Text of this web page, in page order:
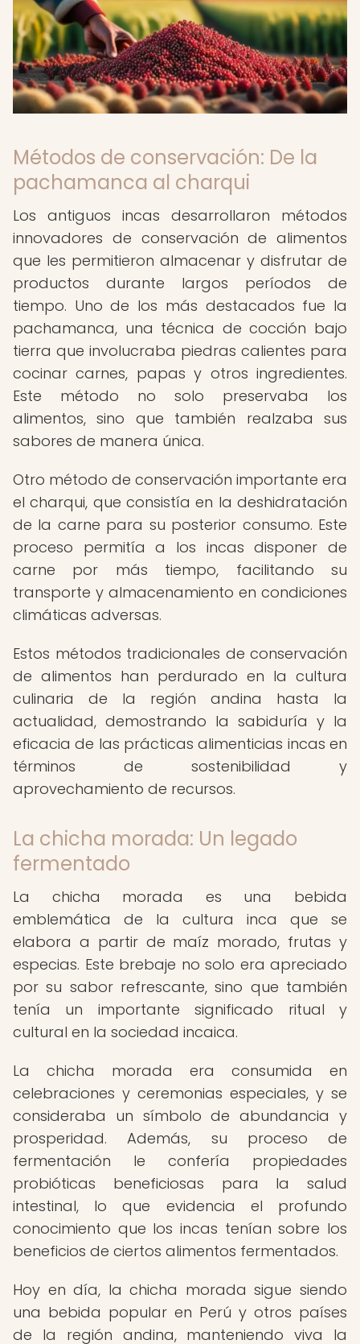
Métodos de conservación: De la
pachamanca al charqui
Los antiguos incas desarrollaron métodos
innovadores de conservación de alimentos
que les permitieron almacenar y disfrutar de
productos durante largos períodos de
tiempo. Uno de los más destacados fue la
pachamanca, una técnica de cocción bajo
tierra que involucraba piedras calientes para
cocinar carnes, papas y otros ingredientes.
Este método no solo preservaba los
alimentos, sino que también realzaba sus
sabores de manera única.
Otro método de conservación importante era
el charqui, que consistía en la deshidratación
de la carne para su posterior consumo. Este
proceso permitía a los incas disponer de
carne por más tiempo, facilitando su
transporte y almacenamiento en condiciones
climáticas adversas.
Estos métodos tradicionales de conservación
de alimentos han perdurado en la cultura
culinaria de la región andina hasta la
actualidad, demostrando la sabiduría y la
eficacia de las prácticas alimenticias incas en
términos de sostenibilidad y
aprovechamiento de recursos.
La chicha morada: Un legado
fermentado
La chicha morada es una bebida
emblemática de la cultura inca que se
elabora a partir de maíz morado, frutas y
especias. Este brebaje no solo era apreciado
por su sabor refrescante, sino que también
tenía un importante significado ritual y
cultural en la sociedad incaica.
La chicha morada era consumida en
celebraciones y ceremonias especiales, y se
consideraba un símbolo de abundancia y
prosperidad. Además, su proceso de
fermentación le confería propiedades
probióticas beneficiosas para la salud
intestinal, lo que evidencia el profundo
conocimiento que los incas tenían sobre los
beneficios de ciertos alimentos fermentados.
Hoy en día, la chicha morada sigue siendo
una bebida popular en Perú y otros países
de la región andina, manteniendo viva la